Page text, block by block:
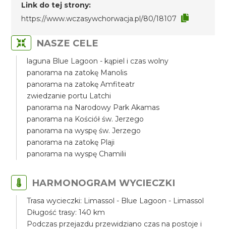
Link do tej strony:
https://www.wczasywchorwacja.pl/80/18107
NASZE CELE
laguna Blue Lagoon - kąpiel i czas wolny
panorama na zatokę Manolis
panorama na zatokę Amfiteatr
zwiedzanie portu Latchi
panorama na Narodowy Park Akamas
panorama na Kościół św. Jerzego
panorama na wyspę św. Jerzego
panorama na zatokę Plaji
panorama na wyspę Chamilii
HARMONOGRAM WYCIECZKI
Trasa wycieczki: Limassol - Blue Lagoon - Limassol
Długość trasy: 140 km
Podczas przejazdu przewidziano czas na postoje i